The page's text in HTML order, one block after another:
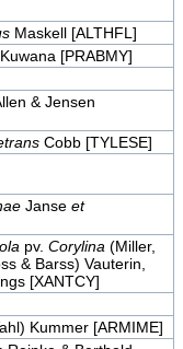
Maskell [ALTHFL]
[PRABMY]
& Jensen
Cobb [TYLESE]
Janse et
pv. Corylina (Miller,
& Barss) Vauterin,
[XANTCY]
Kummer [ARMIME]